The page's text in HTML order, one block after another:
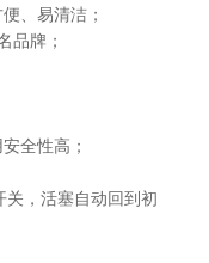
、易清洁；
品牌；
全性高；
，活塞自动回到初